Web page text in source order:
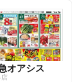
l
o
w
オアシス